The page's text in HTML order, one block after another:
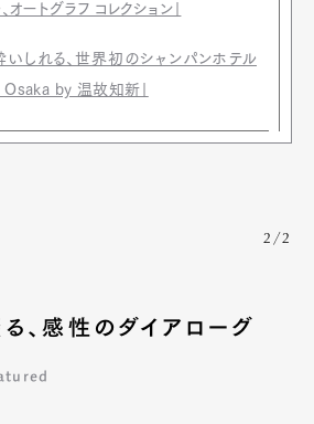
オートグラフ コレクション」
しれる、世界初のシャンパンホテル
by 温故知新」
2/2
、感性のダイアローグ